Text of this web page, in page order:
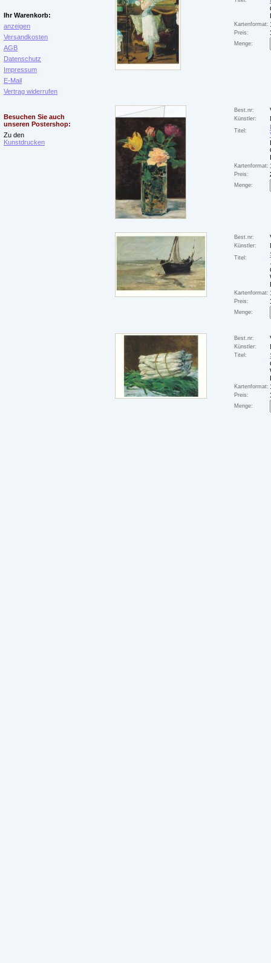
Ihr Warenkorb:
anzeigen
Versandkosten
AGB
Datenschutz
Impressum
E-Mail
Vertrag widerrufen
Besuchen Sie auch
unseren Postershop:
Zu den
Kunstdrucken
Kartenformat:
Preis:
Menge:
Best.nr:
Künstler:
Titel:
Kartenformat:
Preis:
Menge:
Best.nr:
Künstler:
Titel:
Kartenformat:
Preis:
Menge:
Best.nr:
Künstler:
Titel:
Kartenformat:
Preis:
Menge: